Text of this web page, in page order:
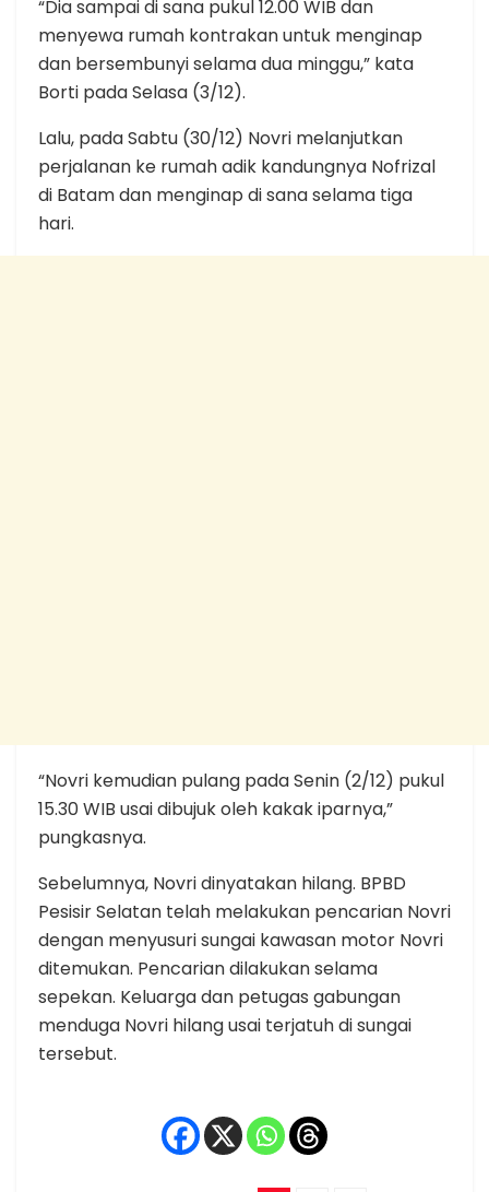
“Dia sampai di sana pukul 12.00 WIB dan
menyewa rumah kontrakan untuk menginap
dan bersembunyi selama dua minggu,” kata
Borti pada Selasa (3/12).
Lalu, pada Sabtu (30/12) Novri melanjutkan
perjalanan ke rumah adik kandungnya Nofrizal
di Batam dan menginap di sana selama tiga
hari.
“Novri kemudian pulang pada Senin (2/12) pukul
15.30 WIB usai dibujuk oleh kakak iparnya,”
pungkasnya.
Sebelumnya, Novri dinyatakan hilang. BPBD
Pesisir Selatan telah melakukan pencarian Novri
dengan menyusuri sungai kawasan motor Novri
ditemukan. Pencarian dilakukan selama
sepekan. Keluarga dan petugas gabungan
menduga Novri hilang usai terjatuh di sungai
tersebut.